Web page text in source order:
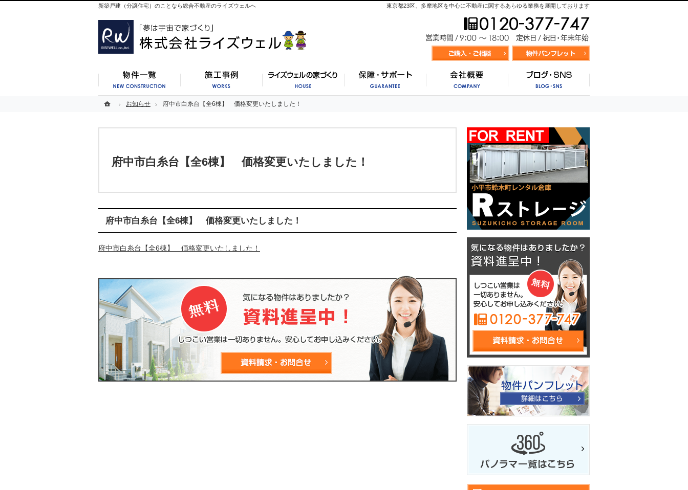
ホームお知らせ 府中市白糸台【全6棟】 価格変更いたしました！
府中市白糸台【全6棟】 価格変更いたしました！
東京都23区、多摩地区を中心に不動産に関するあらゆる業務を展開しております
新築戸建（分譲住宅）のことなら総合不動産のライズウェルへ
府中市白糸台【全6棟】 価格変更いたしました！
府中市白糸台【全6棟】 価格変更いたしました！
資料請求・お問合せ
ホームお知らせ 府中市白糸台【全6棟】 価格変更いたしました！